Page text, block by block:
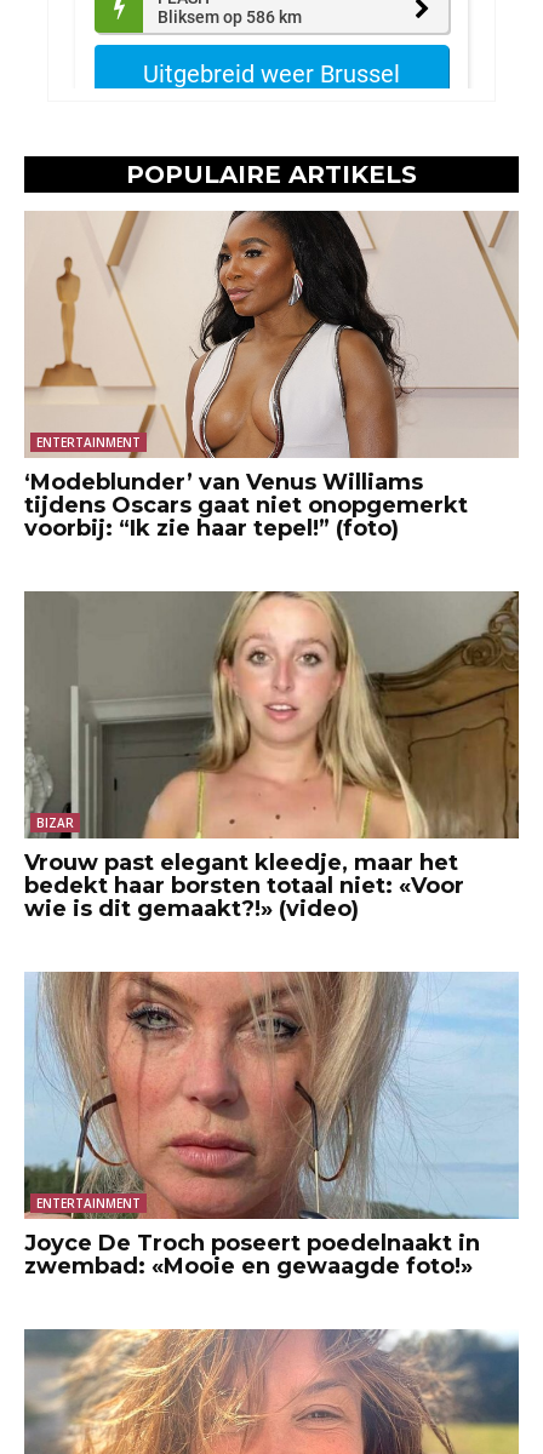
POPULAIRE ARTIKELS
ENTERTAINMENT
‘Modeblunder’ van Venus Williams
tijdens Oscars gaat niet onopgemerkt
voorbij: “Ik zie haar tepel!” (foto)
BIZAR
Vrouw past elegant kleedje, maar het
bedekt haar borsten totaal niet: «Voor
wie is dit gemaakt?!» (video)
ENTERTAINMENT
Joyce De Troch poseert poedelnaakt in
zwembad: «Mooie en gewaagde foto!»